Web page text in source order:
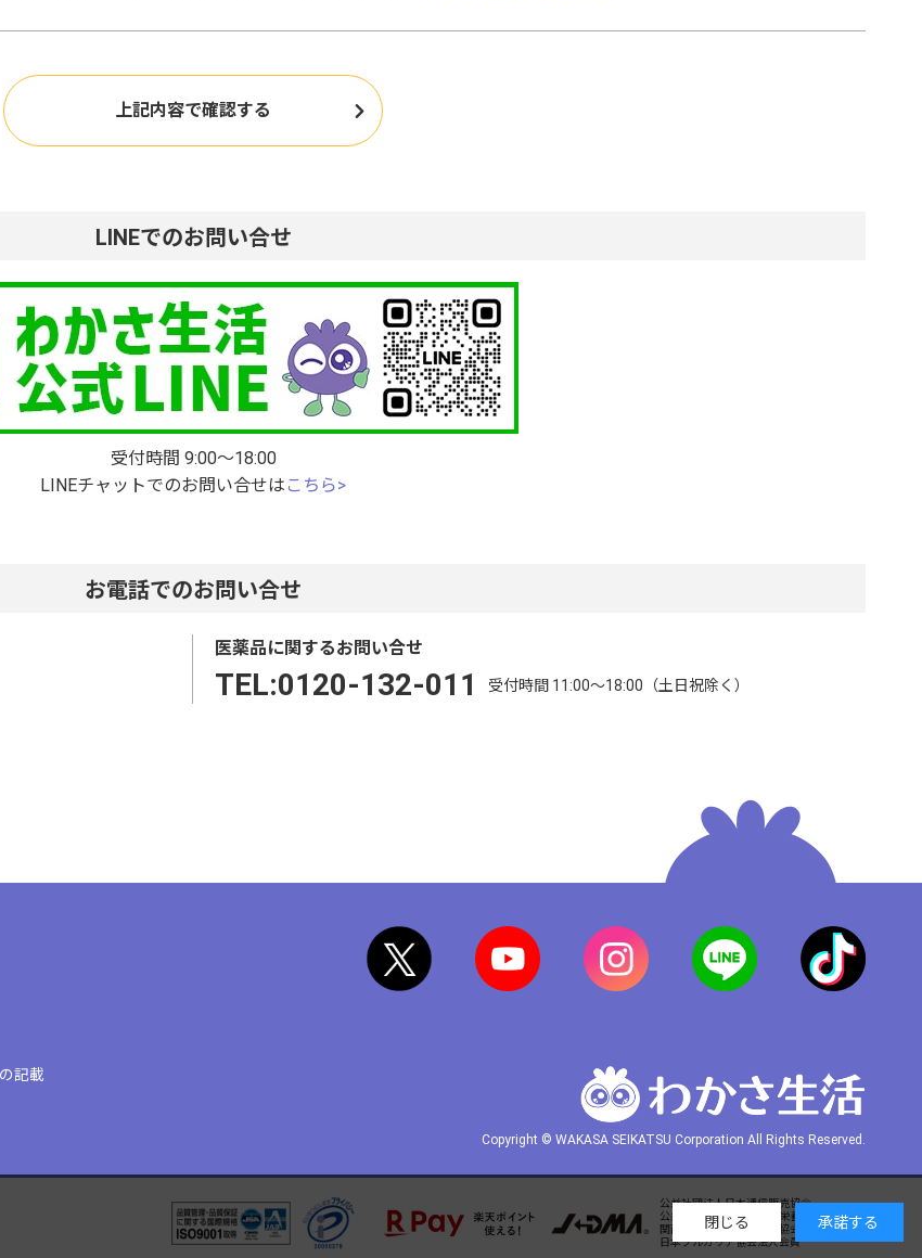
LINEでのお問い合せ
受付時間 9:00～18:00
LINEチャットでのお問い合せは こちら>
お電話でのお問い合せ
医薬品に関するお問い合せ
TEL:0120‐132‐011 受付時間 11:00～18:00（土日祝除く）
記載
Copyright © WAKASA SEIKATSU Corporation All Rights Reserved.
公益社団法人日本通信販売協会
公益財団法人日本健康・栄養食品協会会員
関西日本・フィンランド協会会員
日本ブルガリア協会法人会員
閉じる 承諾する